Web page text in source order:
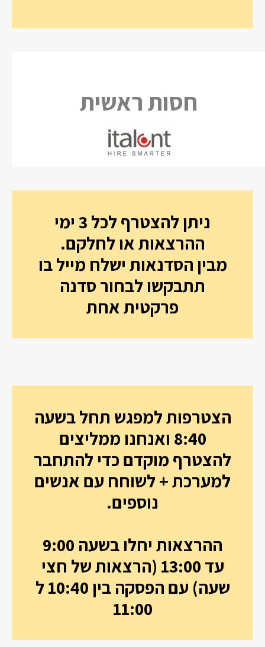
חסות ראשית
ניתן להצטרף לכל 3 ימי
ההרצאות או לחלקם.
מבין הסדנאות ישלח מייל בו
תתבקשו לבחור סדנה
פרקטית אחת
הצטרפות למפגש תחל בשעה
8:40 ואנחנו ממליצים
להצטרף מוקדם כדי להתחבר
למערכת + לשוחח עם אנשים
נוספים.
ההרצאות יחלו בשעה 9:00
עד 13:00 (הרצאות של חצי
שעה) עם הפסקה בין 10:40 ל
11:00